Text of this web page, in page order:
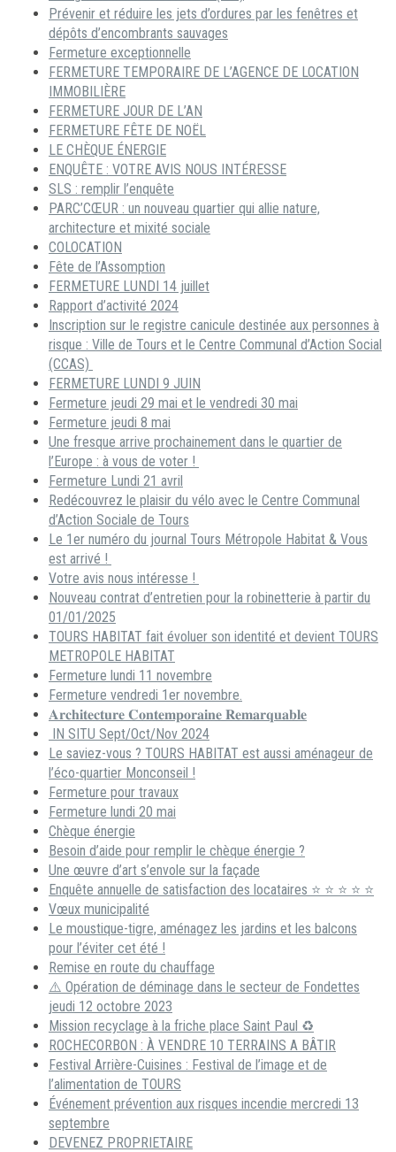
Prévenir et réduire les jets d’ordures par les fenêtres et
dépôts d’encombrants sauvages
Fermeture exceptionnelle
FERMETURE TEMPORAIRE DE L’AGENCE DE LOCATION
IMMOBILIÈRE
FERMETURE JOUR DE L’AN
FERMETURE FÊTE DE NOËL
LE CHÈQUE ÉNERGIE
ENQUÊTE : VOTRE AVIS NOUS INTÉRESSE
SLS : remplir l’enquête
PARC’CŒUR : un nouveau quartier qui allie nature,
architecture et mixité sociale
COLOCATION
Fête de l’Assomption
FERMETURE LUNDI 14 juillet
Rapport d’activité 2024
Inscription sur le registre canicule destinée aux personnes à
risque : Ville de Tours et le Centre Communal d’Action Social
(CCAS)
FERMETURE LUNDI 9 JUIN
Fermeture jeudi 29 mai et le vendredi 30 mai
Fermeture jeudi 8 mai
Une fresque arrive prochainement dans le quartier de
l’Europe : à vous de voter !
Fermeture Lundi 21 avril
Redécouvrez le plaisir du vélo avec le Centre Communal
d’Action Sociale de Tours
Le 1er numéro du journal Tours Métropole Habitat & Vous
est arrivé !
Votre avis nous intéresse !
Nouveau contrat d’entretien pour la robinetterie à partir du
01/01/2025
TOURS HABITAT fait évoluer son identité et devient TOURS
METROPOLE HABITAT
Fermeture lundi 11 novembre
Fermeture vendredi 1er novembre.
𝐀𝐫𝐜𝐡𝐢𝐭𝐞𝐜𝐭𝐮𝐫𝐞 𝐂𝐨𝐧𝐭𝐞𝐦𝐩𝐨𝐫𝐚𝐢𝐧𝐞 𝐑𝐞𝐦𝐚𝐫𝐪𝐮𝐚𝐛𝐥𝐞
IN SITU Sept/Oct/Nov 2024
Le saviez-vous ? TOURS HABITAT est aussi aménageur de
l’éco-quartier Monconseil !
Fermeture pour travaux
Fermeture lundi 20 mai
Chèque énergie
Besoin d’aide pour remplir le chèque énergie ?
Une œuvre d’art s’envole sur la façade
Enquête annuelle de satisfaction des locataires ⭐ ⭐ ⭐ ⭐ ⭐
Vœux municipalité
Le moustique-tigre, aménagez les jardins et les balcons
pour l’éviter cet été !
Remise en route du chauffage
⚠️ Opération de déminage dans le secteur de Fondettes
jeudi 12 octobre 2023
Mission recyclage à la friche place Saint Paul ♻️
ROCHECORBON : À VENDRE 10 TERRAINS A BÂTIR
Festival Arrière-Cuisines : Festival de l’image et de
l’alimentation de TOURS
Événement prévention aux risques incendie mercredi 13
septembre
DEVENEZ PROPRIETAIRE